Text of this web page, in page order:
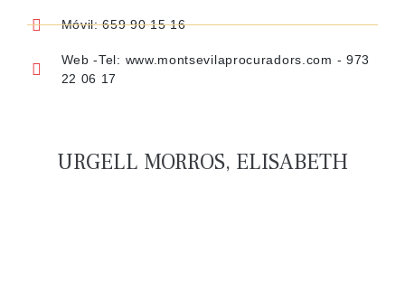
Móvil: 659 90 15 16
Web -Tel: www.montsevilaprocuradors.com - 973
22 06 17
URGELL MORROS, ELISABETH